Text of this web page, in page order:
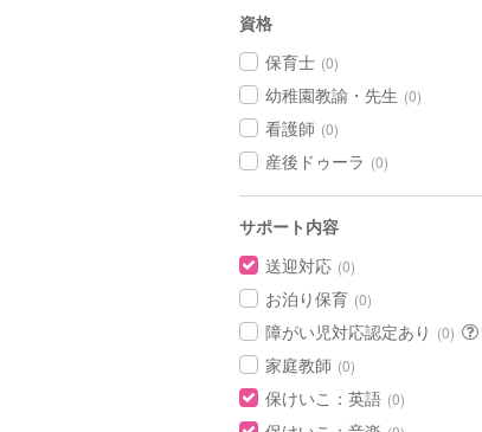
資格
保育士 (0)
幼稚園教諭・先生 (0)
看護師 (0)
産後ドゥーラ (0)
サポート内容
送迎対応 (0)
お泊り保育 (0)
障がい児対応認定あり (0)
家庭教師 (0)
保けいこ：英語 (0)